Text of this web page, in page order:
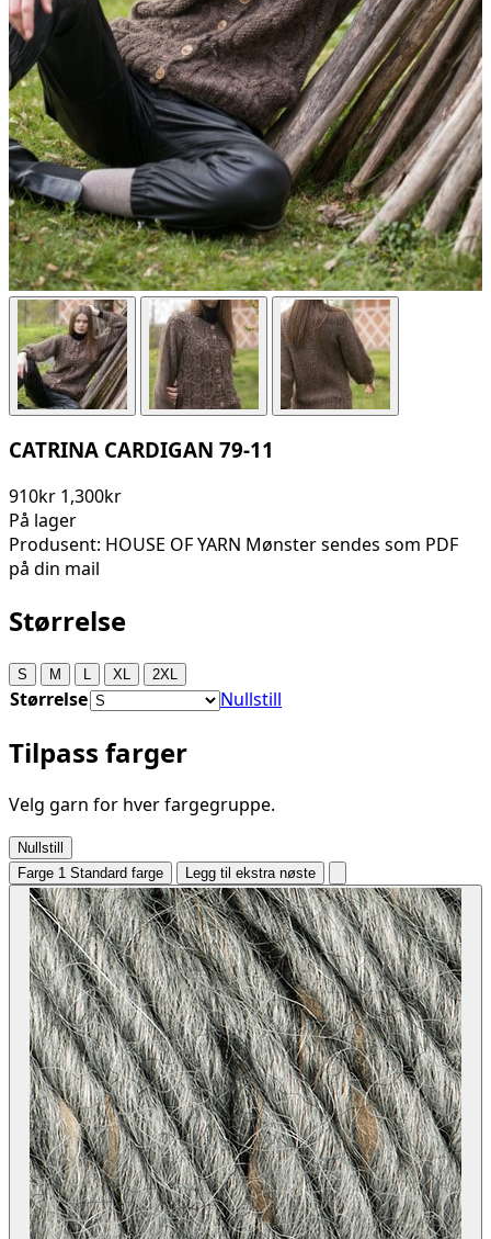
CATRINA CARDIGAN 79-11
910kr 1,300kr
På lager
Produsent: HOUSE OF YARN Mønster sendes som PDF
på din mail
Størrelse
S M XL 2XL
Størrelse Nullstill
Tilpass farger
Velg garn for hver fargegruppe.
Nullstill
Farge 1 Standard farge Legg til ekstra nøste